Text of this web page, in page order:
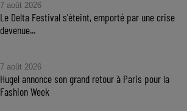
7 août 2026
Le Delta Festival s'éteint, emporté par une crise
devenue...
7 août 2026
Hugel annonce son grand retour à Paris pour la
Fashion Week